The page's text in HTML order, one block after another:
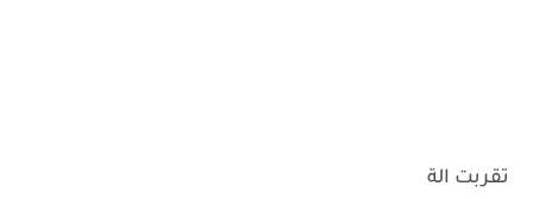
تقربت الة